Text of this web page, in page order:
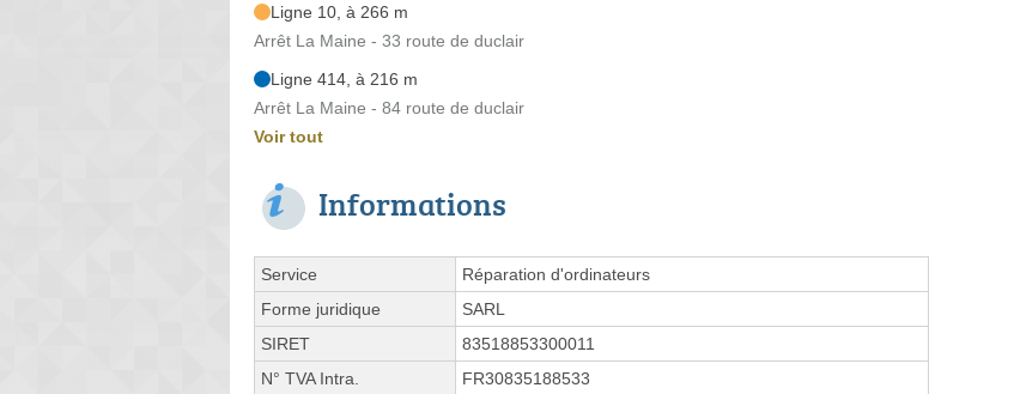
Ligne 10, à 266 m
Arrêt La Maine - 33 route de duclair
Ligne 414, à 216 m
Arrêt La Maine - 84 route de duclair
Voir tout
Informations
Service
Réparation d'ordinateurs
Forme juridique
SARL
SIRET
83518853300011
N° TVA Intra.
FR30835188533